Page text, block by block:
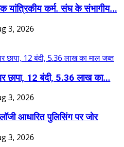
यांत्रिकीय कर्म. संघ के संभागीय...
3, 2026
छापा, 12 बंदी, 5.36 लाख का...
3, 2026
आधारित पुलिसिंग पर जोर
3, 2026